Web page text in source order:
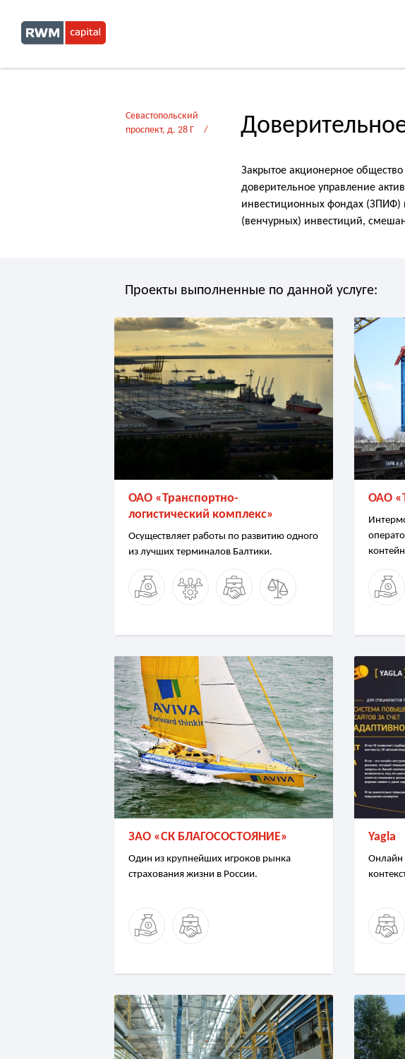
Севастопольский
проспект, д. 28 Г
Закрытое акционерное
доверительное управление
инвестиционных фондах (ЗПИФ)
(венчурных) инвестиций,
Проекты выполненные по данной услуге:
ОАО «Транспортно-
логистический комплекс»
Осуществляет работы по развитию одного
из лучших терминалов Балтики.
ОАО
ЗАО «СК БЛАГОСОСТОЯНИЕ»
Один из крупнейших игроков рынка
страхования жизни в России.
Yagla
Онлайн